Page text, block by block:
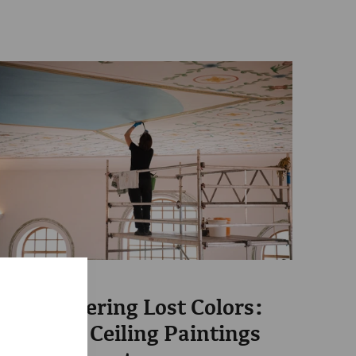
Rediscovering Lost Colors:
Wall and Ceiling Paintings